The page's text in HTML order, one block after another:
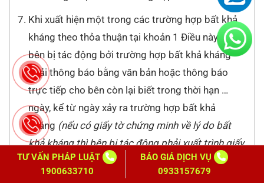
Khi xuất hiện một trong các trường hợp bất khả
kháng theo thỏa thuận tại khoản 1 Điều này thì
bên bị tác động bởi trường hợp bất khả kháng
phải thông báo bằng văn bản hoặc thông báo
trực tiếp cho bên còn lại biết trong thời hạn …
ngày, kể từ ngày xảy ra trường hợp bất khả
kháng (nếu có giấy tờ chứng minh về lý do bất
khả kháng thì bên bị tác động phải xuất trình giấy
tờ này). Việc bên bị tác động bởi trường hợp bất
khả kháng không thực hiện được nghĩa vụ của
TƯ VẤN PHÁP LUẬT
1900633710
BÁO GIÁ DỊCH VỤ
0933157679